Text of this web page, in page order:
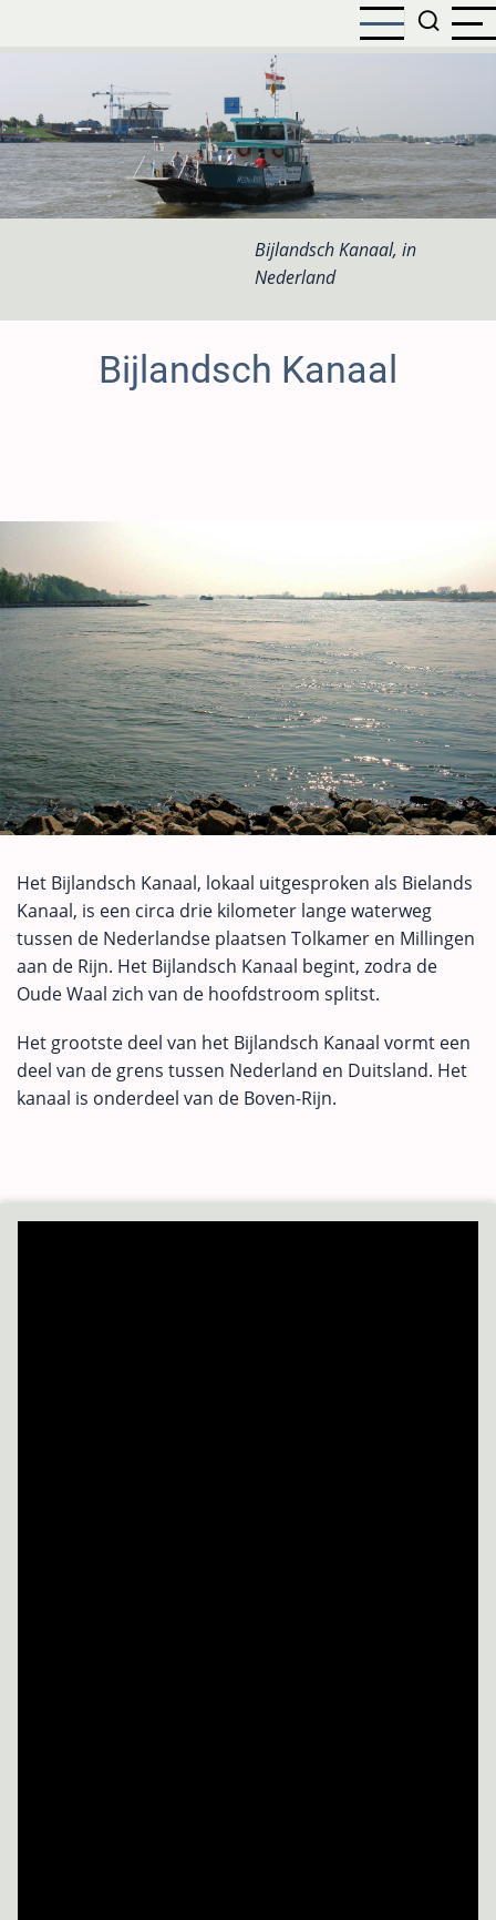
inhoud
gaan
Bijlandsch Kanaal, in
Nederland
Bijlandsch Kanaal
Het Bijlandsch Kanaal, lokaal uitgesproken als Bielands
Kanaal, is een circa drie kilometer lange waterweg
tussen de Nederlandse plaatsen Tolkamer en Millingen
aan de Rijn. Het Bijlandsch Kanaal begint, zodra de
Oude Waal zich van de hoofdstroom splitst.
Het grootste deel van het Bijlandsch Kanaal vormt een
deel van de grens tussen Nederland en Duitsland. Het
kanaal is onderdeel van de Boven-Rijn.